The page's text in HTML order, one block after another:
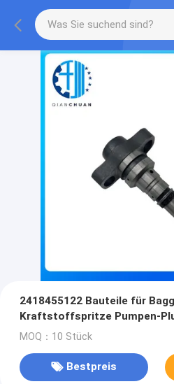
2418455122 Bauteile für
Kraftstoffspritze Pumpen-
MOQ：10 Stück
Bestpreis